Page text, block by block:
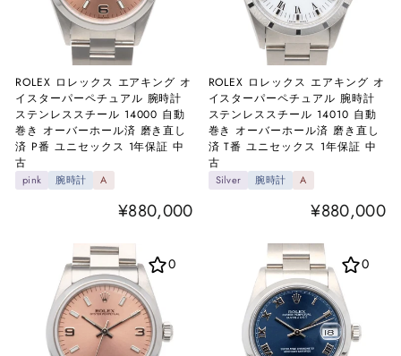
ROLEX ロレックス エアキング オ
イスターパーペチュアル 腕時計
ステンレススチール 14000 自動
巻き オーバーホール済 磨き直し
済 P番 ユニセックス 1年保証 中
古
pink 腕時計 A
¥880,000
ROLEX ロレックス エアキング オ
イスターパーペチュアル 腕時計
ステンレススチール 14010 自動
巻き オーバーホール済 磨き直し
済 T番 ユニセックス 1年保証 中
古
Silver 腕時計 A
¥880,000
0 0